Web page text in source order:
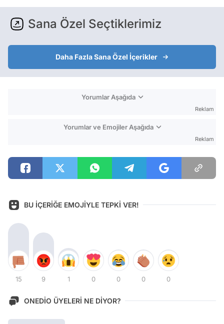
Sana Özel Seçtiklerimiz
Daha Fazla Sana Özel İçerikler
Yorumlar Aşağıda
Reklam
Yorumlar ve Emojiler Aşağıda
Reklam
BU İÇERİĞE EMOJİYLE TEPKİ VER!
15 9 1 0 0 0 0
ONEDİO ÜYELERİ NE DİYOR?